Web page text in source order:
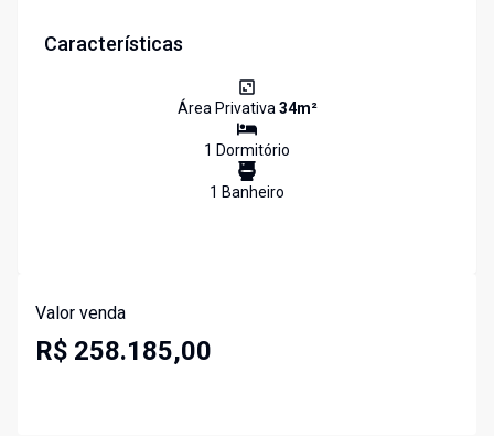
Características
Área Privativa34m²
1 Dormitório
1 Banheiro
Valor venda
R$ 258.185,00